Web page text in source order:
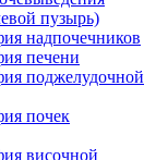
пузырь)
надпочечников
печени
поджелудочной
почек
височной